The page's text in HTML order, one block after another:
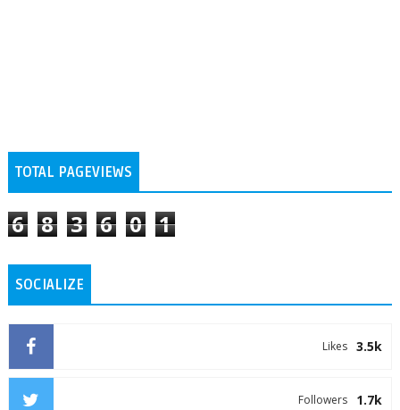
TOTAL PAGEVIEWS
6 8 3 6 0 1
SOCIALIZE
3.5k
Likes
1.7k
Followers